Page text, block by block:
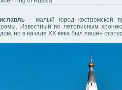
– малый город костромской
Известный по летописным
но в начале XX века был лишён